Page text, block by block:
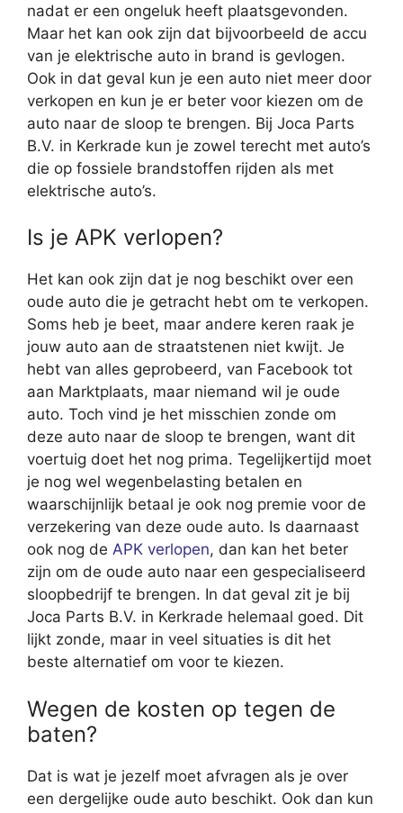
nadat er een ongeluk heeft plaatsgevonden.
Maar het kan ook zijn dat bijvoorbeeld de accu
van je elektrische auto in brand is gevlogen.
Ook in dat geval kun je een auto niet meer door
verkopen en kun je er beter voor kiezen om de
auto naar de sloop te brengen. Bij Joca Parts
B.V. in Kerkrade kun je zowel terecht met auto’s
die op fossiele brandstoffen rijden als met
elektrische auto’s.
Is je APK verlopen?
Het kan ook zijn dat je nog beschikt over een
oude auto die je getracht hebt om te verkopen.
Soms heb je beet, maar andere keren raak je
jouw auto aan de straatstenen niet kwijt. Je
hebt van alles geprobeerd, van Facebook tot
aan Marktplaats, maar niemand wil je oude
auto. Toch vind je het misschien zonde om
deze auto naar de sloop te brengen, want dit
voertuig doet het nog prima. Tegelijkertijd moet
je nog wel wegenbelasting betalen en
waarschijnlijk betaal je ook nog premie voor de
verzekering van deze oude auto. Is daarnaast
ook nog de APK verlopen, dan kan het beter
zijn om de oude auto naar een gespecialiseerd
sloopbedrijf te brengen. In dat geval zit je bij
Joca Parts B.V. in Kerkrade helemaal goed. Dit
lijkt zonde, maar in veel situaties is dit het
beste alternatief om voor te kiezen.
Wegen de kosten op tegen de
baten?
Dat is wat je jezelf moet afvragen als je over
een dergelijke oude auto beschikt. Ook dan kun